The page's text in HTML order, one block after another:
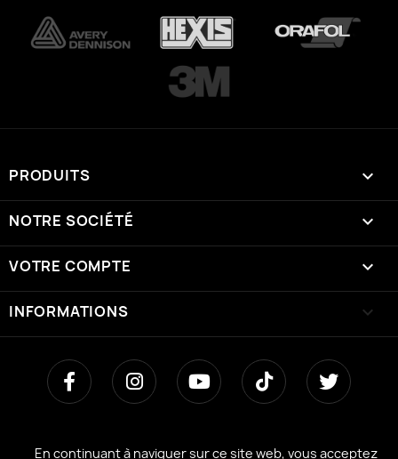
En continuant à naviguer sur ce site web, vous acceptez
PRODUITS 
NOTRE SOCIÉTÉ 
VOTRE COMPTE 
INFORMATIONS keyboard_arrow_down
En continuant à naviguer sur ce site web, vous acceptez